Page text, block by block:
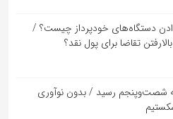
دستگاه‌های خودپرداز چیست؟ /
تقاضا برای پول نقد؟
شصت‌وپنجم رسید / بدون نوآوری